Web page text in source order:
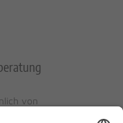
von